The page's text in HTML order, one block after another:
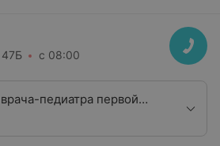
47Б с 08:00
педиатра первой
года)